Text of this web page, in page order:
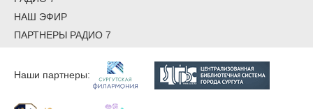
НАШ ЭФИР
ПАРТНЕРЫ РАДИО 7
Наши партнеры: